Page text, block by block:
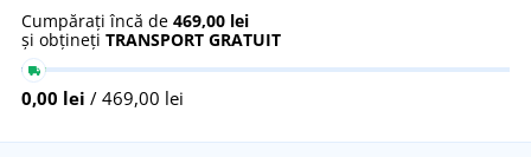
Cumpărați încă de 469,00 lei
și obțineți TRANSPORT GRATUIT
0,00 lei / 469,00 lei